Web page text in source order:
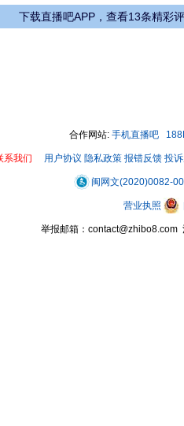
下载直播吧APP，查看13条精彩
合作网站: 手机直播吧
系我们 用户协议 隐私政策 报错反馈 投
闽网文(2020)0082-
营业执照
举报邮箱：